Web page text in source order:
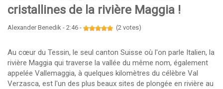
cristallines de la rivière Maggia !
Alexander Benedik - 2:46 - (2 votes)
Au cœur du Tessin, le seul canton Suisse où l'on parle Italien, la
rivière Maggia qui traverse la vallée du même nom, également
appelée Vallemaggia, à quelques kilomètres du célèbre Val
Verzasca, est l'un des plus beaux sites de plongée en rivière au